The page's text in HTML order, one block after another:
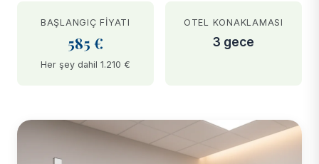
BAŞLANGIÇ FIYATI
585 €
Her şey dahil 1.210 €
OTEL KONAKLAMASI
3 gece